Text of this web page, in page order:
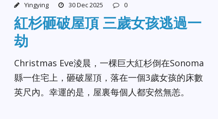
Yingying 30 Dec 2025 0
紅杉砸破屋頂 三歲女孩逃過一
劫
Christmas Eve淩晨，一棵巨大紅杉倒在Sonoma
縣一住宅上，砸破屋頂，落在一個3歲女孩的床數
英尺內。幸運的是，屋裏每個人都安然無恙。